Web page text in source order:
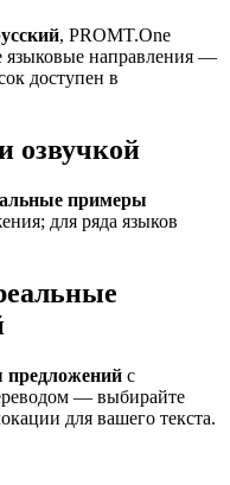
, PROMT.One
языковые направления —
доступен в
озвучкой
примеры
для ряда языков
с
— выбирайте
для вашего текста.